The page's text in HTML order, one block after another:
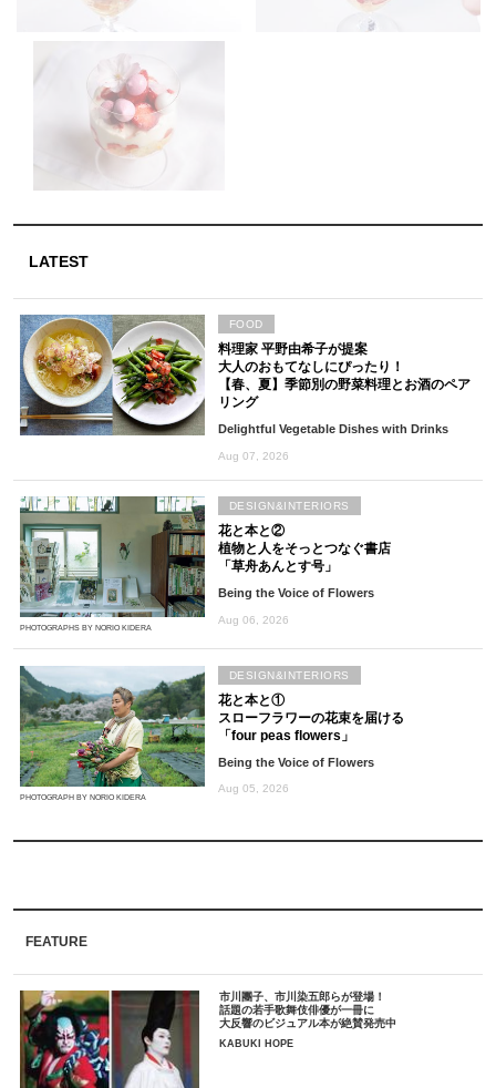
LATEST
料理家 平野由希子が提案
大人のおもてなしにぴったり！
【春、夏】季節別の野菜料理とお酒のペア
リング
Delightful Vegetable Dishes with Drinks
Aug 07, 2026
FOOD
PHOTOGRAPHS BY NORIO KIDERA
花と本と②
植物と人をそっとつなぐ書店
「草舟あんとす号」
Being the Voice of Flowers
Aug 06, 2026
DESIGN&INTERIORS
PHOTOGRAPH BY NORIO KIDERA
花と本と①
スローフラワーの花束を届ける
「four peas flowers」
Being the Voice of Flowers
Aug 05, 2026
DESIGN&INTERIORS
FEATURE
市川團子、市川染五郎らが登場！
話題の若手歌舞伎俳優が一冊に
大反響のビジュアル本が絶賛発売中
KABUKI HOPE